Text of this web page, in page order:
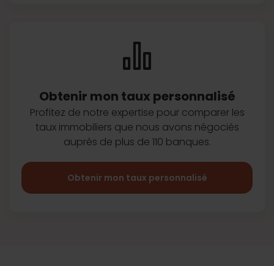
Obtenir mon taux personnalisé
Profitez de notre expertise pour comparer les
taux immobiliers que nous avons négociés
auprès de plus de 110 banques.
Obtenir mon taux personnalisé